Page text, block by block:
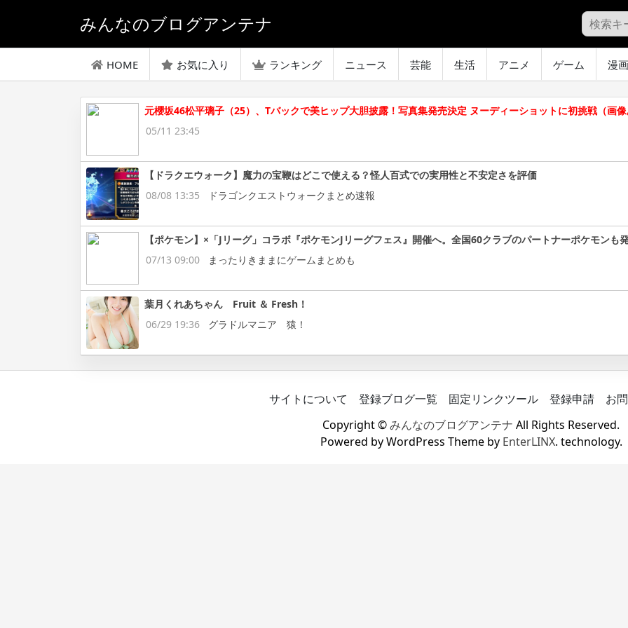
みんなのブログアンテナ
HOME お気に入り ランキング ニュース 芸能 生活 アニメ ゲーム 漫画
元櫻坂46松平璃子（25）、Tバックで美ヒップ大胆披露！写真集発売決定 ヌーディーショットに初挑戦（画
05/11 23:45
【ドラクエウォーク】魔力の宝鞭はどこで使える？怪人百式での実用性と不安定さを評価
08/08 13:35
ドラゴンクエストウォークまとめ速報
【ポケモン】×「Jリーグ」コラボ『ポケモンJリーグフェス』開催へ。全国60クラブのパートナーポケモンも
07/13 09:00
まったりきままにゲームまとめも
葉月くれあちゃん Fruit ＆ Fresh！
06/29 19:36
グラドルマニア 猿！
サイトについて 登録ブログ一覧 固定リンクツール 登録申請
お
Copyright ©みんなのブログアンテナ All Rights Reserved.
Powered by WordPress Theme by EnterLINX. technology.